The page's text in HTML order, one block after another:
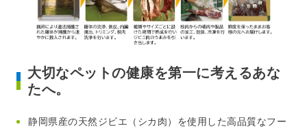
大切なペットの健康を第一に考えるあな
たへ。
静岡県産の天然ジビエ（シカ肉）を使用した高品質なフー